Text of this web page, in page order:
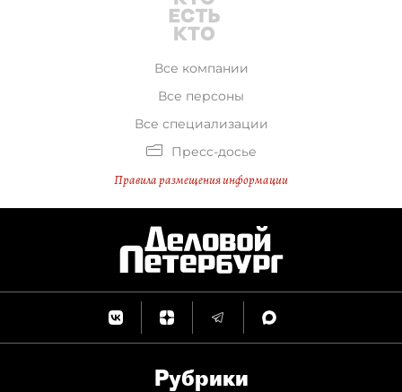
Все компании
Все персоны
Все специализации
Пресс-досье
Правила размещения информации
Рубрики